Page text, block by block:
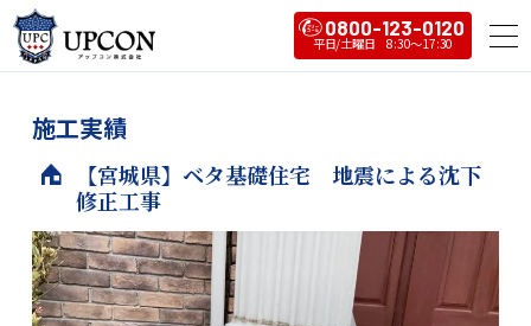
0800-123-0120
施工実績
【宮城県】ベタ基礎住宅 地震による沈下
修正工事